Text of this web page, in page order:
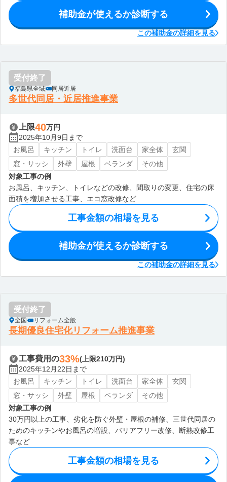
補助金が使えるか診断する
この補助金の詳細を見る
受付終了
福島県全域 同居近居
多世代同居・近居推進事業
上限40万円
2025年10月9日まで
お風呂
キッチン トイレ 洗面台 家全体
玄関
窓・サッシ
外壁 屋根 ベランダ
その他
対象工事の例
お風呂、キッチン、トイレなどの改修、間取りの変更、住宅の床
面積を増加させる工事、エコ窓改修など
工事金額の相場を見る
補助金が使えるか診断する
この補助金の詳細を見る
受付終了
全国 リフォーム全般
長期優良住宅化リフォーム推進事業
工事費用の33%(上限210万円)
2025年12月22日まで
お風呂
キッチン トイレ 洗面台 家全体
玄関
窓・サッシ
外壁 屋根 ベランダ
その他
対象工事の例
30万円以上の工事、劣化を防ぐ外壁・屋根の補修、三世代同居の
ためのキッチンやお風呂の増設、バリアフリー改修、断熱改修工
事など
工事金額の相場を見る